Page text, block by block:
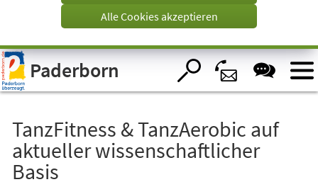
Visuelle
Assistenzsoftware
öffnen.
Alle Cookies akzeptieren
Paderborn
TanzFitness & TanzAerobic auf
aktueller wissenschaftlicher
Basis